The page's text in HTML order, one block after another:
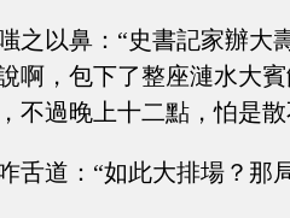
之以鼻：“史書記家辦大
啊，包下了整座漣水大
不過晚上十二點，怕是
舌道：“如此大排場？那